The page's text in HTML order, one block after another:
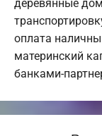
деревянные
оплата
материнский
банками-